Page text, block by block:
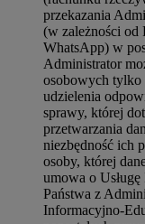
przekazania
(w zależności od
WhatsApp) w
Administrator
osobowych tylko
udzielenia
sprawy, której
przetwarzania
niezbędność ich
osoby, której
umowa o
Państwa z
Informacyjno-